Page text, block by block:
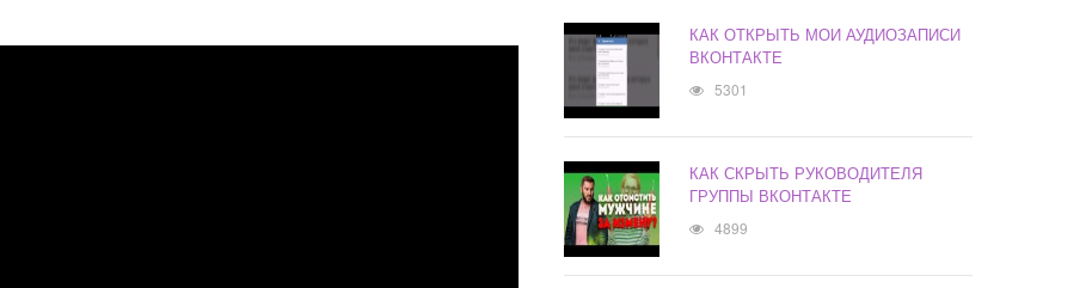
КАК ОТКРЫТЬ МОИ АУДИОЗАПИСИ
ВКОНТАКТЕ
5301
КАК СКРЫТЬ РУКОВОДИТЕЛЯ
ГРУППЫ ВКОНТАКТЕ
4899